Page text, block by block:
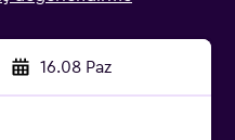
16.08 Paz